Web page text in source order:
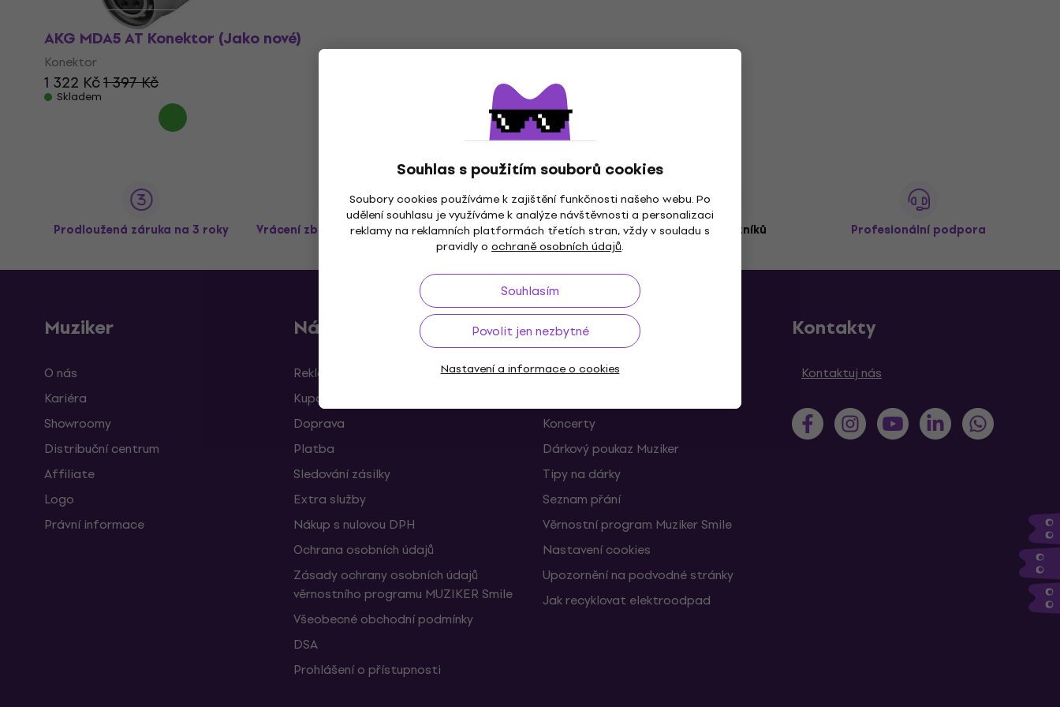
Souhlas s použitím souborů cookies
Soubory cookies používáme k zajištění funkčnosti našeho webu. Po
udělení souhlasu je využíváme k analýze návštěvnosti a personalizaci
reklamy na reklamních platformách třetích stran, vždy v souladu s
pravidly o ochraně osobních údajů.
Souhlasím
Povolit jen nezbytné
Nastavení a informace o cookies
AKG MDA5 AT Konektor (Jako nové)
Konektor
1 322 Kč1 397 Kč
Skladem
Prodloužená záruka na 3 roky Vrácení zboží až do 30 dnů Doprava zdarma od 2 500 Kč 3M+ zákazníků Profesionální podpora
Muziker
O nás
Kariéra
Showroomy
Distribuční centrum
Affiliate
Logo
Právní informace
Nákup
Reklamace a odstoupení od smlouvy
Kupóny
Doprava
Platba
Sledování zásilky
Extra služby
Nákup s nulovou DPH
Ochrana osobních údajů
Zásady ochrany osobních údajů
věrnostního programu MUZIKER Smile
Všeobecné obchodní podmínky
DSA
Prohlášení o přístupnosti
Užitečné
FAQ - Často kladené otázky
Koncerty
Dárkový poukaz Muziker
Tipy na dárky
Seznam přání
Věrnostní program Muziker Smile
Nastavení cookies
Upozornění na podvodné stránky
Jak recyklovat elektroodpad
Kontakty
Kontaktuj nás